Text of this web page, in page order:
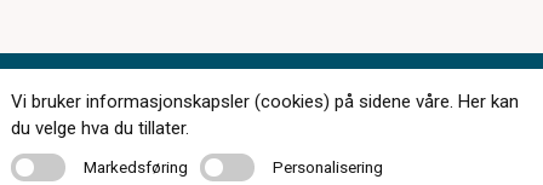
Kontakt oss
Vi bruker informasjonskapsler (cookies) på sidene våre. Her kan
du velge hva du tillater.
MarkedsføringMarkedsføring PersonaliseringPersonalisering